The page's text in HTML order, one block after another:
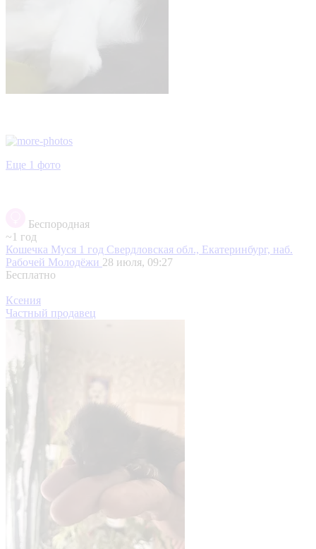
Еще 1 фото
Беспородная
~1 год
Кошечка Муся 1 год Свердловская обл., Екатеринбург, наб.
Рабочей Молодёжи 28 июля, 09:27
Бесплатно
Ксения
Частный продавец